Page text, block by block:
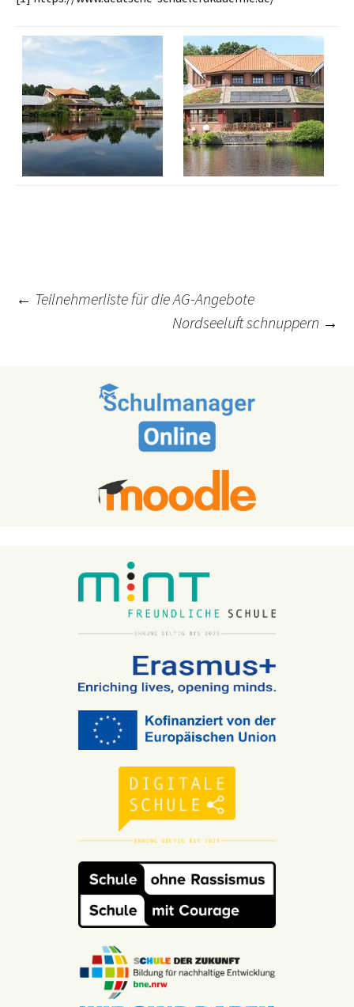
Post
← Teilnehmerliste für die AG-Angebote
Nordseeluft schnuppern →